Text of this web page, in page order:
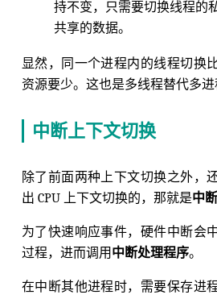
持不变，只需要切换线程的
共享的数据。
显然，同一个进程内的线程切换
资源要少。这也是多线程替代多进
中断上下文切换
除了前面两种上下文切换之外，
出 CPU 上下文切换的，那就是中断
为了快速响应事件，硬件中断会
过程，进而调用 中断处理程序。
在中断其他进程时，需要保存进